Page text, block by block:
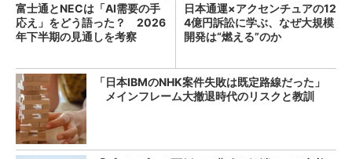
富士通とNECは「AI需要の手
応え」をどう語った？ 2026
年下半期の見通しを考察
日本通運×アクセンチュアの12
4億円訴訟に学ぶ、なぜ大規模
開発は“燃える”のか
「日本IBMのNHK案件失敗は既定路線だった」
メインフレーム大撤退時代のリスクと教訓